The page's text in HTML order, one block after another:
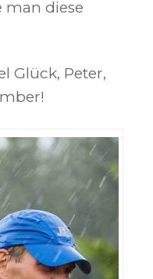
man diese
Glück, Peter,